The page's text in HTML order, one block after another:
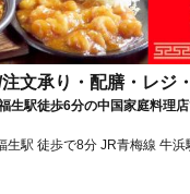
文承り・配膳・レジ
生駅徒歩6分の中国家庭料理
ナー選べる
生駅 徒歩で8分 JR青梅線 牛